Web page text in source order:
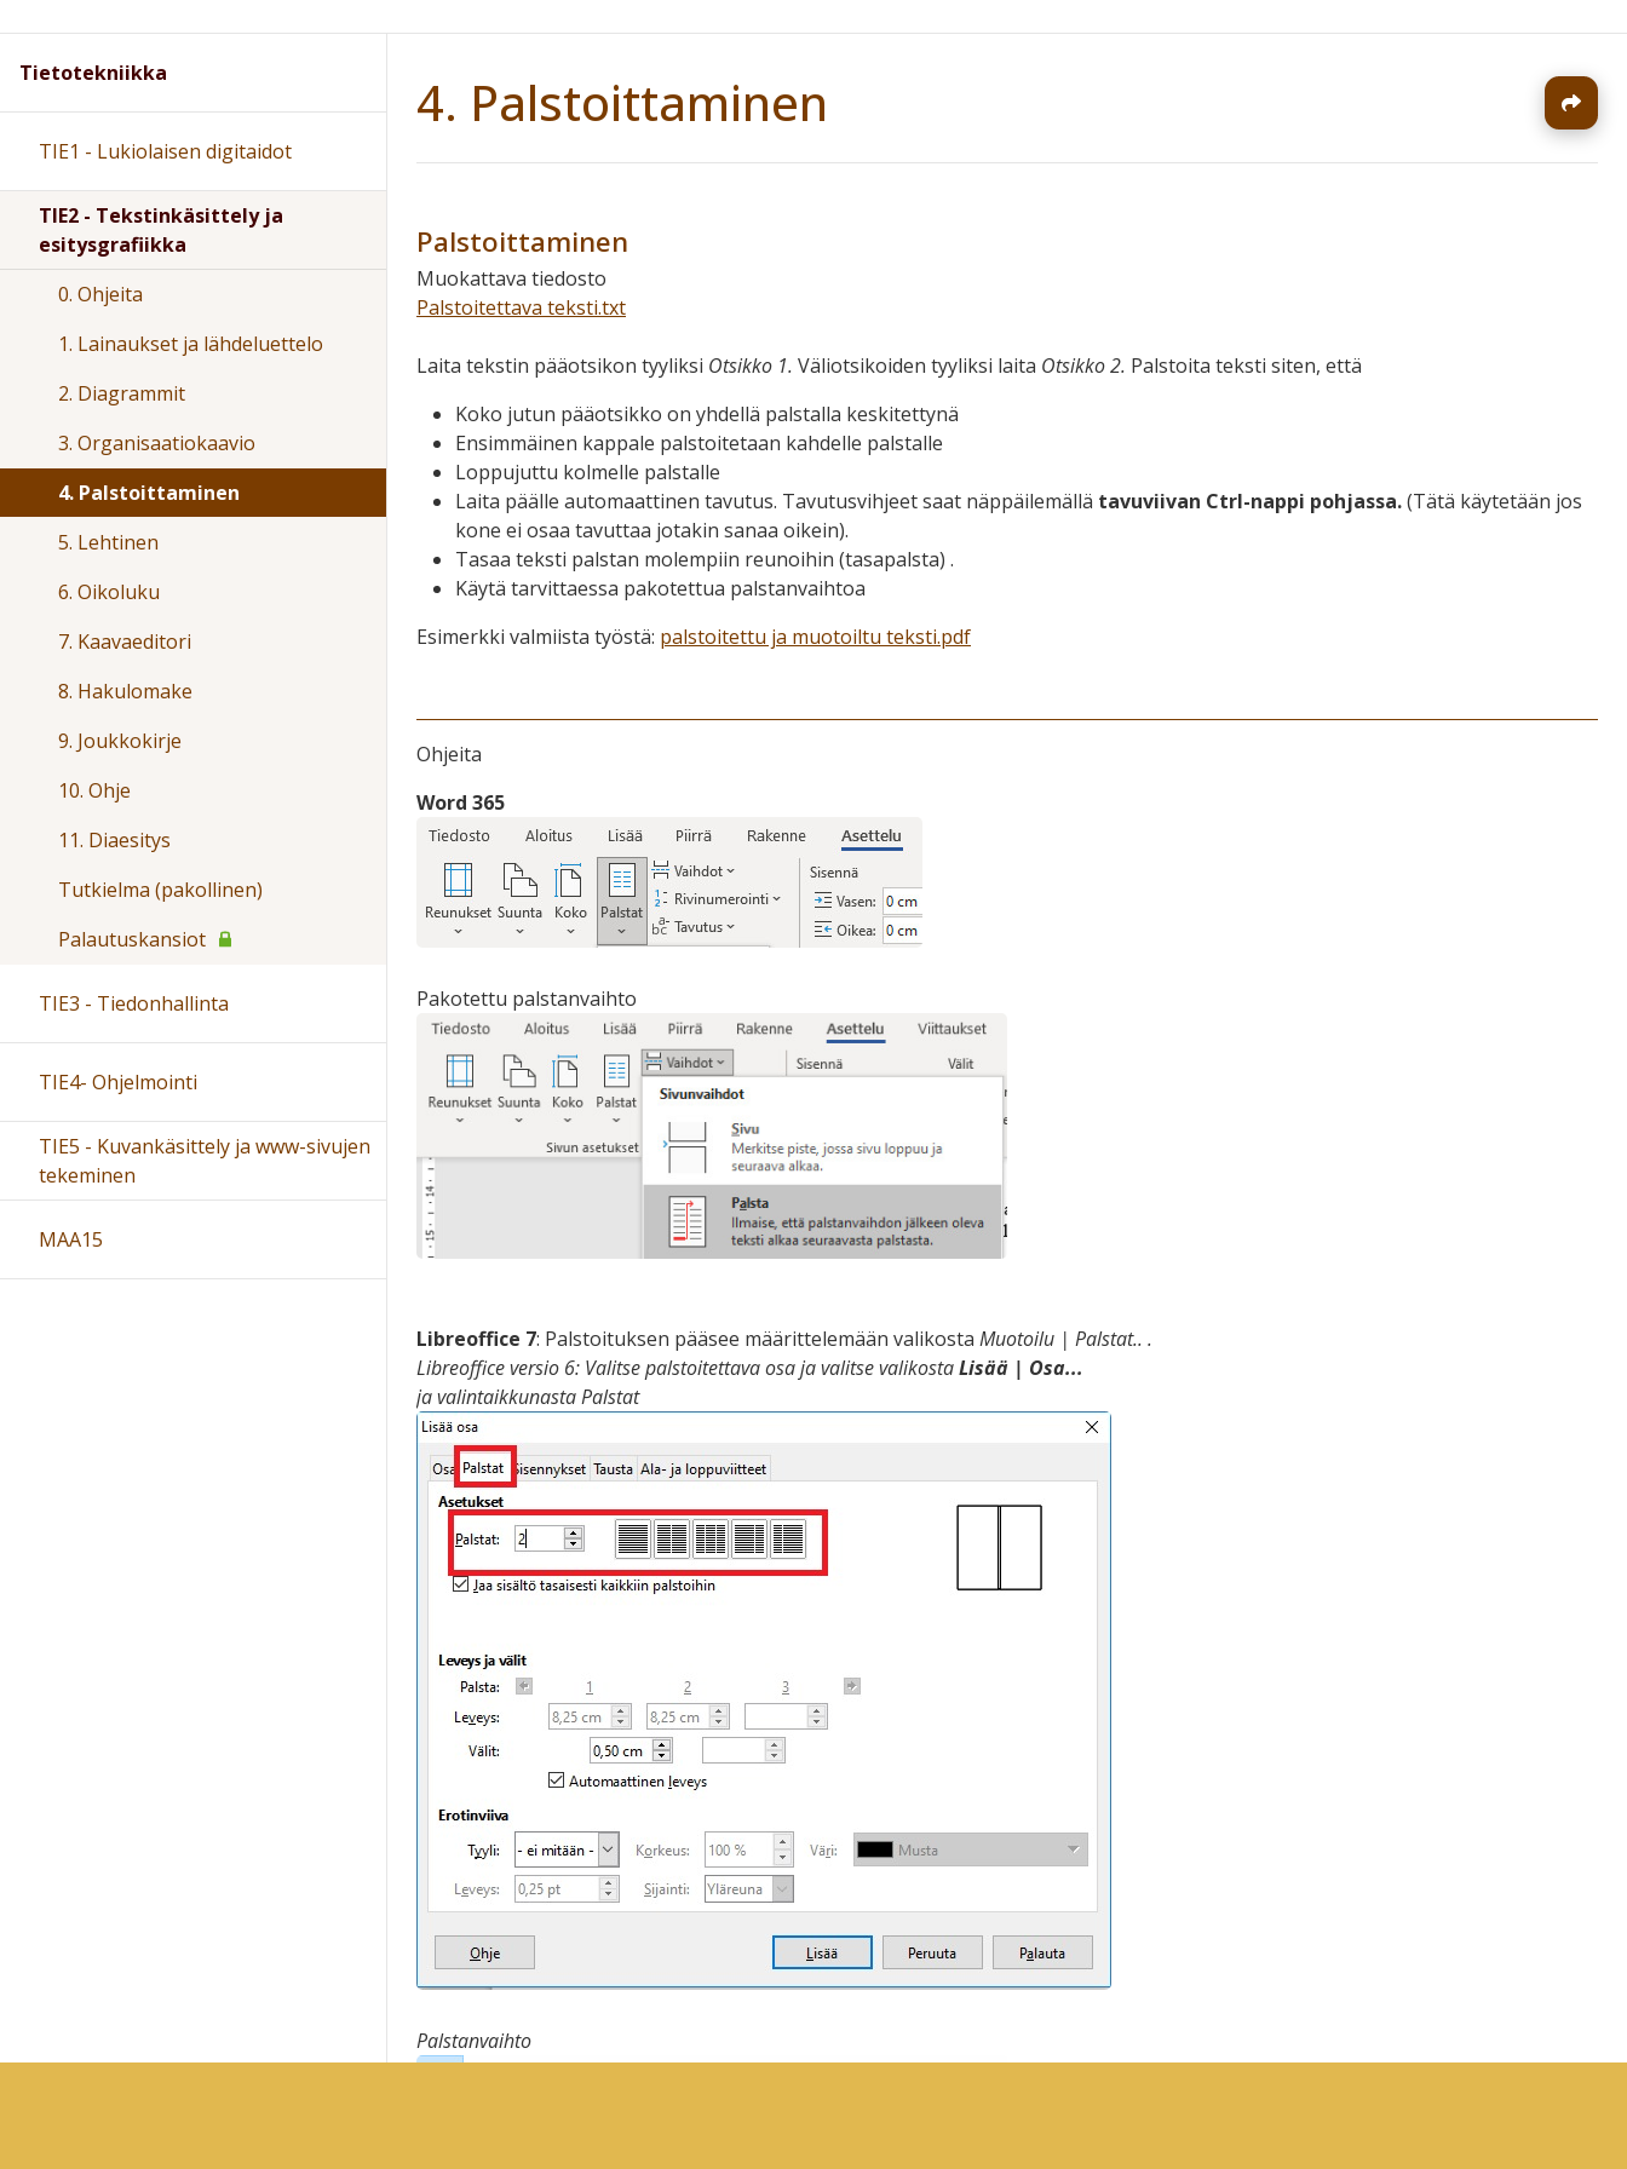
4. Palstoittaminen
Palstoittaminen
Muokattava tiedosto
Palstoitettava teksti.txt
Laita tekstin pääotsikon tyyliksi Otsikko 1. Väliotsikoiden tyyliksi laita Otsikko 2. Palstoita teksti siten, että
Koko jutun pääotsikko on yhdellä palstalla keskitettynä
Ensimmäinen kappale palstoitetaan kahdelle palstalle
Loppujuttu kolmelle palstalle
Laita päälle automaattinen tavutus. Tavutusvihjeet saat näppäilemällä tavuviivan Ctrl-nappi pohjassa.(Tätä käytetään jos
kone ei osaa tavuttaa jotakin sanaa oikein).
Tasaa teksti palstan molempiin reunoihin (tasapalsta) .
Käytä tarvittaessa pakotettua palstanvaihtoa
Esimerkki valmiista työstä: palstoitettu ja muotoiltu teksti.pdf
Ohjeita
Word 365
Pakotettu palstanvaihto
Libreoffice 7: Palstoituksen pääsee määrittelemään valikosta Muotoilu | Palstat.. .
Libreoffice versio 6: Valitse palstoitettava osa ja valitse valikostaLisää | Osa...
ja valintaikkunasta Palstat
Palstanvaihto
Tietotekniikka
TIE1 - Lukiolaisen digitaidot
TIE2 - Tekstinkäsittely ja
esitysgrafiikka
0. Ohjeita
1. Lainaukset ja lähdeluettelo
2. Diagrammit
3. Organisaatiokaavio
4. Palstoittaminen
5. Lehtinen
6. Oikoluku
7. Kaavaeditori
8. Hakulomake
9. Joukkokirje
10. Ohje
11. Diaesitys
Tutkielma (pakollinen)
Palautuskansiot
TIE3 - Tiedonhallinta
TIE4- Ohjelmointi
TIE5 - Kuvankäsittely ja www-sivujen
tekeminen
MAA15